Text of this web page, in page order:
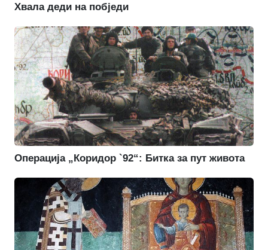
Хвала деди на побједи
Операција „Коридор `92“: Битка за пут живота